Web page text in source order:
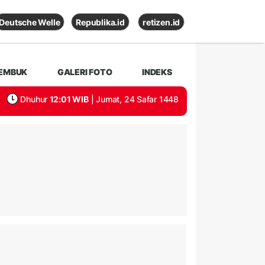
Deutsche Welle Republika.id retizen.id
GALERI FOTO INDEKS
Dhuhur 12:01 WIB | Jumat, 24 Safar 1448